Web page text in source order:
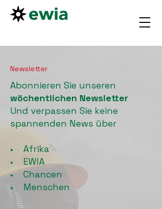
Newsletter
Abonnieren Sie unseren
wöchentlichen Newsletter
Und verpassen Sie keine
spannenden News über
• Afrika
• EWIA
• Chancen
• Menschen